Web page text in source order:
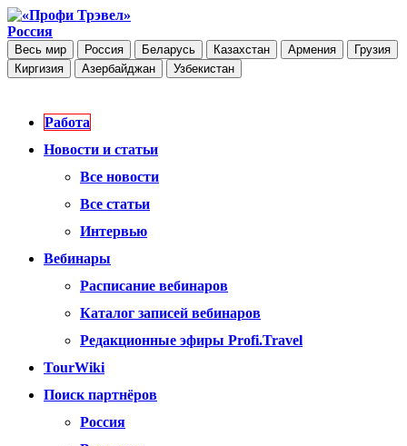
Россия
Весь мир Россия Беларусь Казахстан Армения
Грузия
Киргизия
Азербайджан Узбекистан
Работа
Новости и статьи
Все новости
Все статьи
Интервью
Вебинары
Расписание вебинаров
Каталог записей вебинаров
Редакционные эфиры Profi.Travel
TourWiki
Поиск партнёров
Россия